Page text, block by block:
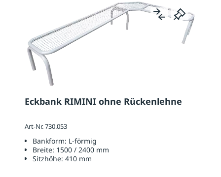
Eckbank RIMINI ohne Rückenlehne
Art-Nr. 730.053
Bankform: L-förmig
Breite: 1500 / 2400 mm
Sitzhöhe: 410 mm